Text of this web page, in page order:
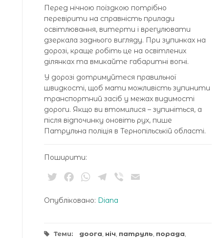
Перед нічною поїздкою потрібно
перевірити на справність прилади
освітлювання, витерти і врегулювати
дзеркала заднього вигляду. При зупинках на
дорозі, краще робіть це на освітлених
ділянках та вмикайте габаритні вогні.
У дорозі дотримуйтеся правильної
швидкості, щоб мати можливість зупинити
транспортний засіб у межах видимості
дороги. Якщо ви втомилися – зупиніться, а
після відпочинку оновіть рух, пише
Патрульна поліція в Тернопільській області.
Поширити:
TwitterFacebookWhatsApp
Telegram
Viber
Опубліковано: Diana
Теми: доога ніч патруль порада